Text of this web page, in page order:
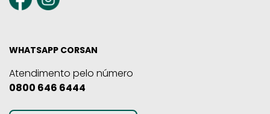
WHATSAPP CORSAN
Atendimento pelo número
0800 646 6444